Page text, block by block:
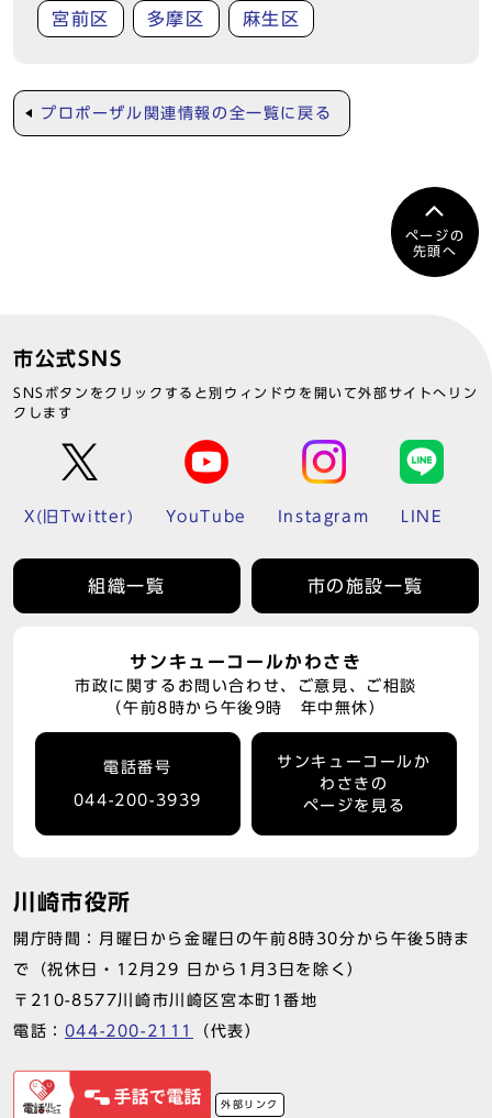
宮前区 多摩区 麻生区
プロポーザル関連情報の全一覧に戻る
ページの
先頭へ
市公式SNS
SNSボタンをクリックすると別ウィンドウを開いて外部サイトへリン
クします
X(旧Twitter) YouTube Instagram LINE
組織一覧 市の施設一覧
サンキューコールかわさき
市政に関するお問い合わせ、ご意見、ご相談
（午前8時から午後9時 年中無休）
電話番号
044-200-3939
サンキューコールか
わさきの
ページを見る
川崎市役所
開庁時間：月曜日から金曜日の午前8時30分から午後5時ま
で（祝休日・12月29 日から1月3日を除く）
〒210-8577川崎市川崎区宮本町1番地
電話： 044-200-2111 （代表）
外部リンク